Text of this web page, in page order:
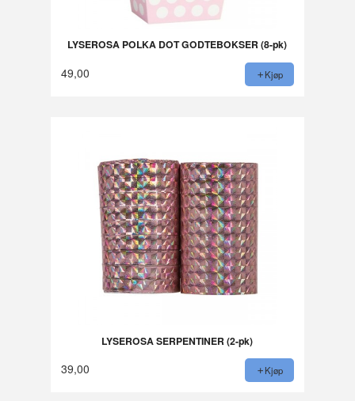
LYSEROSA POLKA DOT GODTEBOKSER (8-pk)
49,00 Kjøp
LYSEROSA SERPENTINER (2-pk)
39,00 Kjøp